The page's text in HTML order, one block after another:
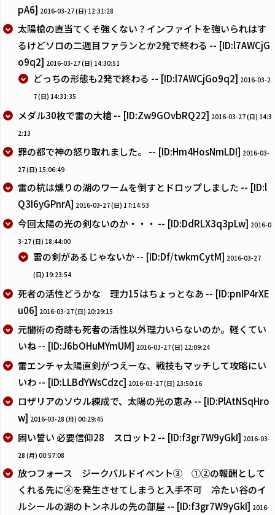
pA6] 2016-03-27 (日) 12:31:28
太陽槍の直当てくそ強くない？インファイトを強いられはす
るけどソロの二週目ファランとか2発で終わる -- [ID:l7AWCjG
o9q2] 2016-03-27 (日) 14:30:51
どっちの形態も2発で終わる -- [ID:l7AWCjGo9q2] 2016-03-2
7 (日) 14:31:35
メダル30枚で雷の大槍 -- [ID:Zw9GOvbRQ22] 2016-03-27 (日) 14:3
2:13
罪の都で神の怒り取れました。 -- [ID:Hm4HosNmLDI] 2016-03-
27 (日) 15:06:49
雷の杭は燻りの湖のワームを倒すとドロップしました -- [ID:l
Q3I6yGPnrA] 2016-03-27 (日) 17:14:53
今回太陽の光の剣ないのか・・・ -- [ID:DdRLX3q3pLw] 2016-0
3-27 (日) 18:44:00
雷の剣があるじゃないか -- [ID:Df/twkmCytM] 2016-03-27
(日) 19:23:54
死者の活性どうかな 理力15はちょっとなあ -- [ID:pnIP4rXE
u06] 2016-03-27 (日) 20:29:15
元闇術の奇跡も死者の活性以外理力いらないのか。軽くてい
いね -- [ID:J6bOHuMYmUM] 2016-03-27 (日) 22:09:24
雷エンチャ太陽直剣がつえーな、戦技もマッチして攻略にい
いわ -- [ID:LLBdYWsCdzc] 2016-03-27 (日) 23:50:16
ロザリアのソウル練成で、太陽の光の恵み -- [ID:PlAtNSqHro
w] 2016-03-28 (月) 00:29:45
固い誓い 必要信仰28 スロット2 -- [ID:f3gr7W9yGkI] 2016-03-
28 (月) 00:57:08
放つフォース ジークバルドイベント③ ①②の報酬として
くれる先に④を発生させてしまうと入手不可 冷たい谷のイ
ルシールの湖のトンネルの先の部屋 -- [ID:f3gr7W9yGkI] 2016-